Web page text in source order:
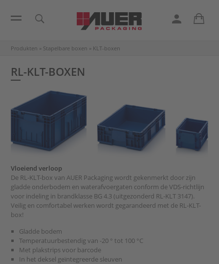
Produkten » Stapelbare boxen » KLT-boxen
RL-KLT-BOXEN
Vloeiend verloop
De RL-KLT-box van AUER Packaging wordt gekenmerkt door zijn
gladde onderbodem en waterafvoergaten conform de VDS-richtlijn
voor indeling in brandklasse BG 4.3 (uitgezonderd RL-KLT 3147).
Veilig en comfortabel werken wordt gegarandeerd met de RL-KLT-
box!
Gladde bodem
Temperatuurbestendig van -20 ° tot 100 °C
Met plakstrips voor barcode
In het deksel geïntegreerde sleuven